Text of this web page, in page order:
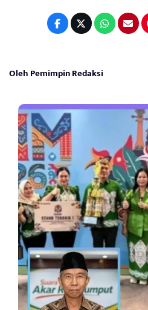
Oleh Pemimpin Redaksi